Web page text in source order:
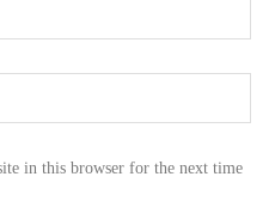
in this browser for the next time